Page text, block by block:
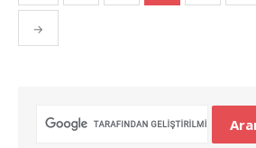
gezinmesi
→